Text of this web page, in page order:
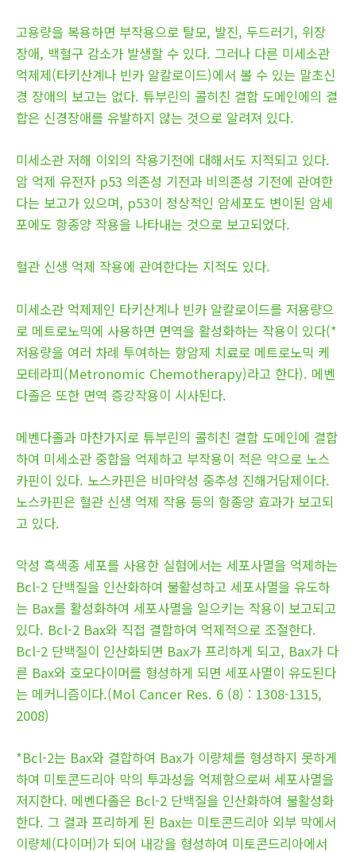
고용량을 복용하면 부작용으로 탈모, 발진, 두드러기, 위장
장애, 백혈구 감소가 발생할 수 있다. 그러나 다른 미세소관
억제제(타키산계나 빈카 알칼로이드)에서 볼 수 있는 말초신
경 장애의 보고는 없다. 튜부린의 콜히친 결합 도메인에의 결
합은 신경장애를 유발하지 않는 것으로 알려져 있다.
미세소관 저해 이외의 작용기전에 대해서도 지적되고 있다.
암 억제 유전자 p53 의존성 기전과 비의존성 기전에 관여한
다는 보고가 있으며, p53이 정상적인 암세포도 변이된 암세
포에도 항종양 작용을 나타내는 것으로 보고되었다.
혈관 신생 억제 작용에 관여한다는 지적도 있다.
미세소관 억제제인 타키산계나 빈카 알칼로이드를 저용량으
로 메트로노믹에 사용하면 면역을 활성화하는 작용이 있다(*
저용량을 여러 차례 투여하는 항암제 치료로 메트로노믹 케
모테라피(Metronomic Chemotherapy)라고 한다). 메벤
다졸은 또한 면역 증강작용이 시사된다.
메벤다졸과 마찬가지로 튜부린의 콜히친 결합 도메인에 결합
하여 미세소관 중합을 억제하고 부작용이 적은 약으로 노스
카핀이 있다. 노스카핀은 비마약성 중추성 진해거담제이다.
노스카핀은 혈관 신생 억제 작용 등의 항종양 효과가 보고되
고 있다.
악성 흑색종 세포를 사용한 실험에서는 세포사멸을 억제하는
Bcl-2 단백질을 인산화하여 불활성하고 세포사멸을 유도하
는 Bax를 활성화하여 세포사멸을 일으키는 작용이 보고되고
있다. Bcl-2 Bax와 직접 결합하여 억제적으로 조절한다.
Bcl-2 단백질이 인산화되면 Bax가 프리하게 되고, Bax가 다
른 Bax와 호모다이머를 형성하게 되면 세포사멸이 유도된다
는 메커니즘이다.(Mol Cancer Res. 6 (8) : 1308-1315,
2008)
*Bcl-2는 Bax와 결합하여 Bax가 이량체를 형성하지 못하게
하여 미토콘드리아 막의 투과성을 억제함으로써 세포사멸을
저지한다. 메벤다졸은 Bcl-2 단백질을 인산화하여 불활성화
한다. 그 결과 프리하게 된 Bax는 미토콘드리아 외부 막에서
이량체(다이머)가 되어 내강을 형성하여 미토콘드리아에서